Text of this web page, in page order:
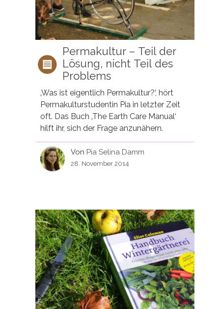
Permakultur – Teil der
Lösung, nicht Teil des
Problems
‚Was ist eigentlich Permakultur?‘, hört
Permakulturstudentin Pia in letzter Zeit
oft. Das Buch ‚The Earth Care Manual‘
hilft ihr, sich der Frage anzunähern.
Von Pia Selina Damm
28. November 2014